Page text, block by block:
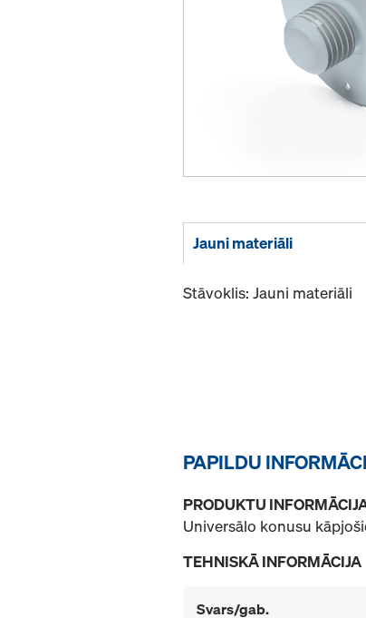
Jauni materiāli
Stāvoklis: Jauni materiāli
PAPILDU
PRODUKTU
Universālo konusu
TEHNISKĀ INFORMĀCIJA
Svars/gab.